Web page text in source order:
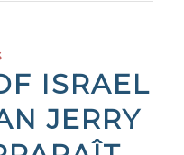
ISRAEL
JERRY